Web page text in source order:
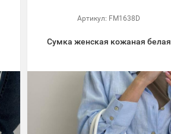
Артикул: FM1638D
Сумка женская кожаная белая